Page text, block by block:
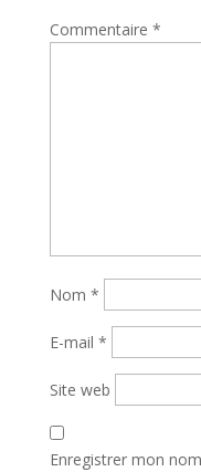
Commentaire *
Nom *
E-mail *
Site web
Enregistrer mon